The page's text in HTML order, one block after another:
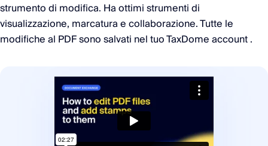
strumento di modifica. Ha ottimi strumenti di
visualizzazione, marcatura e collaborazione. Tutte le
modifiche al PDF sono salvati nel tuo TaxDome account .